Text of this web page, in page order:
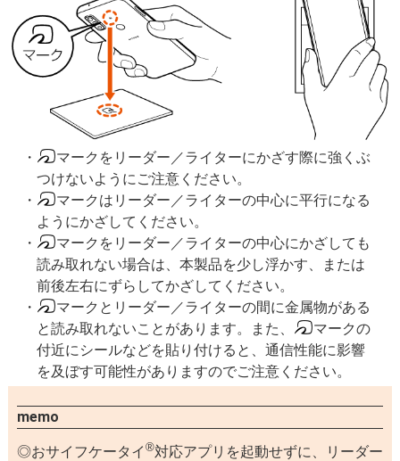
マークをリーダー／ライターにかざす際に強くぶ
つけないようにご注意ください。
マークはリーダー／ライターの中心に平行になる
ようにかざしてください。
マークをリーダー／ライターの中心にかざしても
読み取れない場合は、本製品を少し浮かす、または
前後左右にずらしてかざしてください。
マークとリーダー／ライターの間に金属物がある
と読み取れないことがあります。また、
マークの
付近にシールなどを貼り付けると、通信性能に影響
を及ぼす可能性がありますのでご注意ください。
memo
おサイフケータイ ®対応アプリを起動せずに、リーダー